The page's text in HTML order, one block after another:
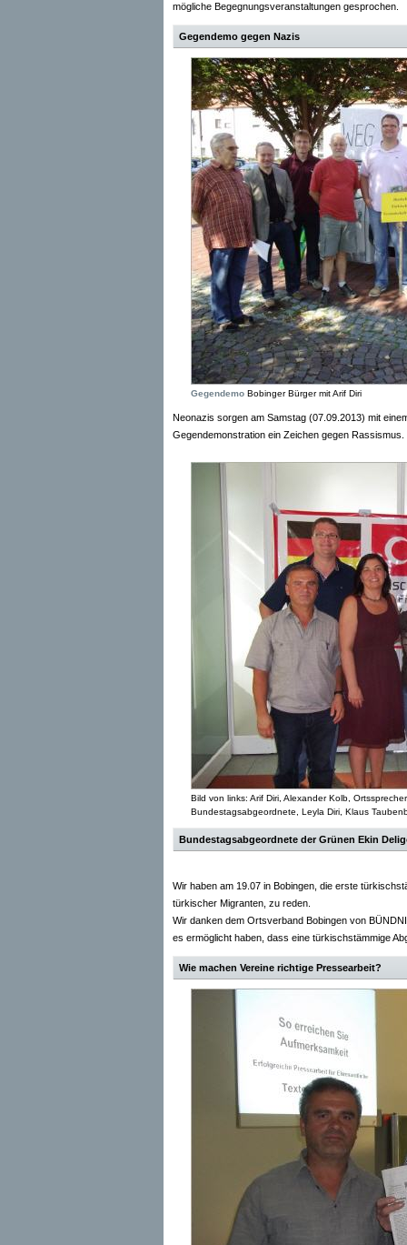
mögliche Begegnungsveranstaltungen gesprochen.
Gegendemo gegen Nazis
Gegendemo Bobinger Bürger mit Arif Diri
Neonazis sorgen am Samstag (07.09.2013) mit
Gegendemonstration ein Zeichen gegen Rassismus.
Bild von links: Arif Diri, Alexander Kolb,
Bundestagsabgeordnete, Leyla Diri, Klaus
Bundestagsabgeordnete der Grünen Ekin
Wir haben am 19.07 in Bobingen, die erste
türkischer Migranten, zu reden.
Wir danken dem Ortsverband Bobingen von
es ermöglicht haben, dass eine türkischstämmige
Wie machen Vereine richtige Pressearbeit?